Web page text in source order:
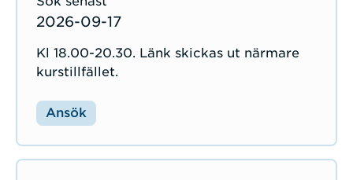
2026-09-17
Kl 18.00-20.30. Länk skickas ut närmare
kurstillfället.
Ansök